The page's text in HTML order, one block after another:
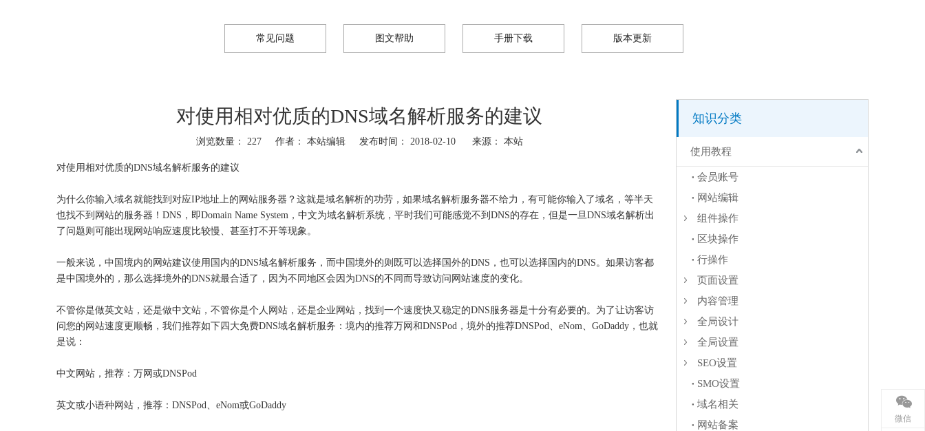
常见问题 图文帮助 手册下载 版本更新
对使用相对优质的DNS域名解析服务的建议
浏览数量： 227作者： 本站编辑 发布时间： 2018-02-10 来源： 本站
对使用相对优质的DNS域名解析服务的建议
为什么你输入域名就能找到对应IP地址上的网站服务器？这就是域名解析的功劳，如果域名解析服务器不给力，有可能你输入了域名，等半天
也找不到网站的服务器！DNS，即Domain Name System，中文为域名解析系统，平时我们可能感觉不到DNS的存在，但是一旦DNS域名解析出
了问题则可能出现网站响应速度比较慢、甚至打不开等现象。
一般来说，中国境内的网站建议使用国内的DNS域名解析服务，而中国境外的则既可以选择国外的DNS，也可以选择国内的DNS。如果访客都
是中国境外的，那么选择境外的DNS就最合适了，因为不同地区会因为DNS的不同而导致访问网站速度的变化。
不管你是做英文站，还是做中文站，不管你是个人网站，还是企业网站，找到一个速度快又稳定的DNS服务器是十分有必要的。为了让访客访
问您的网站速度更顺畅，我们推荐如下四大免费DNS域名解析服务：境内的推荐万网和DNSPod，境外的推荐DNSPod、eNom、GoDaddy，也就
是说：
中文网站，推荐：万网或DNSPod
英文或小语种网站，推荐：DNSPod、eNom或GoDaddy
知识分类
使用教程
会员账号
网站编辑
组件操作
区块操作
行操作
页面设置
内容管理
全局设计
全局设置
SEO设置
SMO设置
域名相关
网站备案
微信